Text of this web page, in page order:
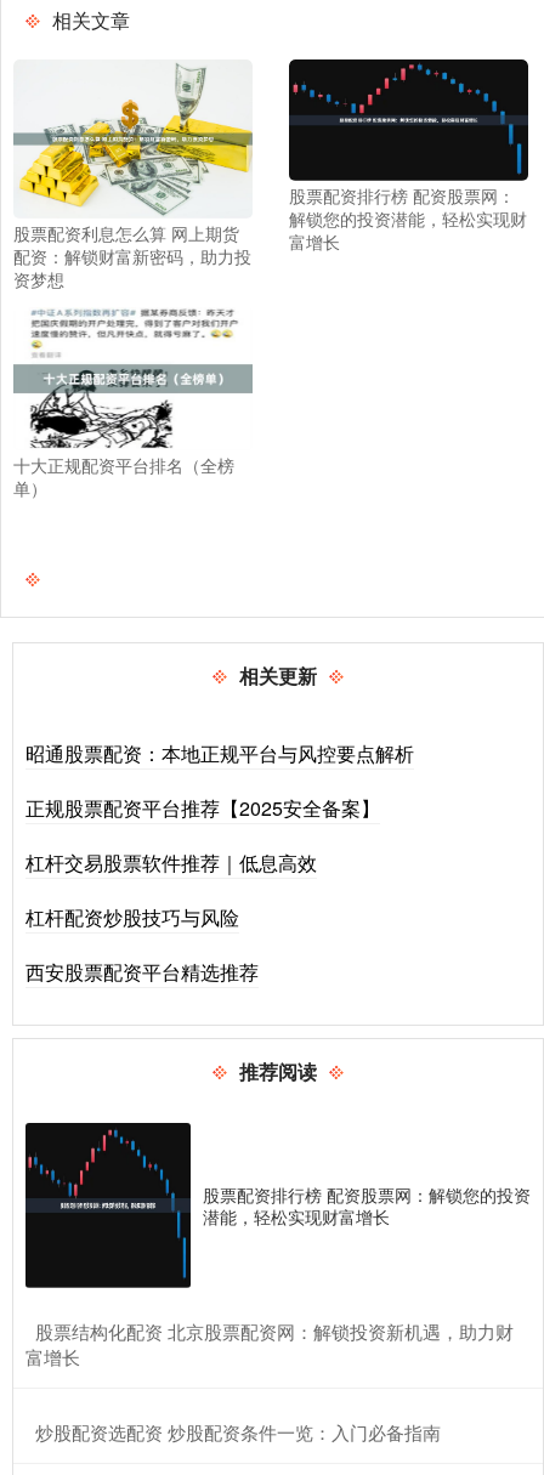
相关文章
股票配资利息怎么算 网上期货
配资：解锁财富新密码，助力投
资梦想
股票配资排行榜 配资股票网：
解锁您的投资潜能，轻松实现财
富增长
十大正规配资平台排名（全榜
单）
相关更新
昭通股票配资：本地正规平台与风控要点解析
正规股票配资平台推荐【2025安全备案】
杠杆交易股票软件推荐｜低息高效
杠杆配资炒股技巧与风险
西安股票配资平台精选推荐
推荐阅读
股票配资排行榜 配资股票网：解锁您的投资
潜能，轻松实现财富增长
​股票结构化配资 北京股票配资网：解锁投资新机遇，助力财
富增长
​炒股配资选配资 炒股配资条件一览：入门必备指南